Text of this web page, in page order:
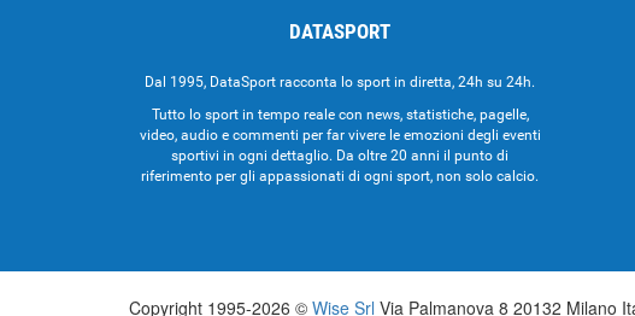
DATASPORT
Dal 1995, DataSport racconta lo sport in diretta, 24h su 24h.
Tutto lo sport in tempo reale con news, statistiche, pagelle,
video, audio e commenti per far vivere le emozioni degli eventi
sportivi in ogni dettaglio. Da oltre 20 anni il punto di
riferimento per gli appassionati di ogni sport, non solo calcio.
Copyright 1995-2026 © Wise Srl Via Palmanova 8 20132 Milano